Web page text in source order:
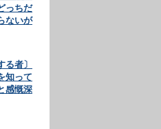
っちだ
ないが
者〕
知って
感慨深